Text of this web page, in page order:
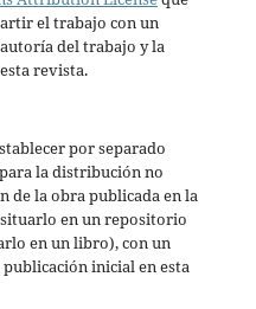
el trabajo con un
del trabajo y la
revista.
por separado
la distribución no
de la obra publicada en la
en un repositorio
en un libro), con un
inicial en esta